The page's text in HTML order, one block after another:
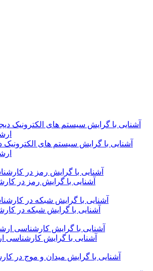
آشنایی با گرایش سیستم های الکترونیک
آشنایی با گرایش رمز در
آشنایی با گرایش شبکه در
آشنایی با گرایش